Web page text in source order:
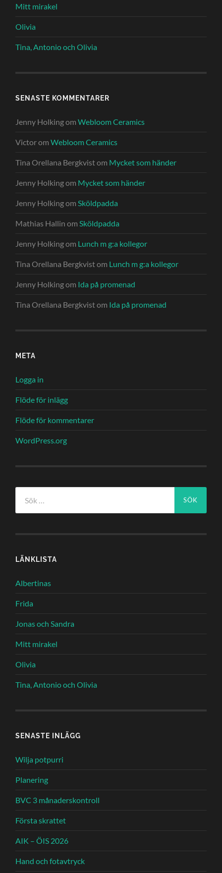
Mitt mirakel
Olivia
Tina, Antonio och Olivia
SENASTE KOMMENTARER
Jenny HolkingomWebloom Ceramics
VictoromWebloom Ceramics
Tina Orellana Bergkvistom Mycket som händer
Jenny Holkingom Mycket som händer
Jenny HolkingomSköldpadda
Mathias Hallin omSköldpadda
Jenny Holkingom Lunch m g:a kollegor
Tina Orellana Bergkvistom Lunch m g:a kollegor
Jenny Holkingom Ida på promenad
Tina Orellana Bergkvistom Ida på promenad
META
Logga in
Flöde för inlägg
Flöde för kommentarer
WordPress.org
efter:
LÄNKLISTA
Albertinas
Frida
Jonas och Sandra
Mitt mirakel
Olivia
Tina, Antonio och Olivia
SENASTE INLÄGG
Wilja potpurri
Planering
BVC 3 månaderskontroll
Första skrattet
AIK – ÖIS 2026
Hand och fotavtryck